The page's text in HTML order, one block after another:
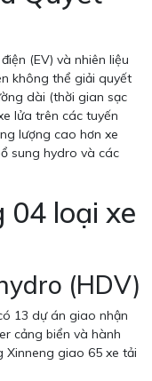
(EV) và nhiên liệu
không thể giải quyết
dài (thời gian sạc
lửa trên các tuyến
lượng cao hơn xe
sung hydro và các
04 loại xe
(HDV)
13 dự án giao nhận
cảng biển và hành
Xinneng giao 65 xe tải